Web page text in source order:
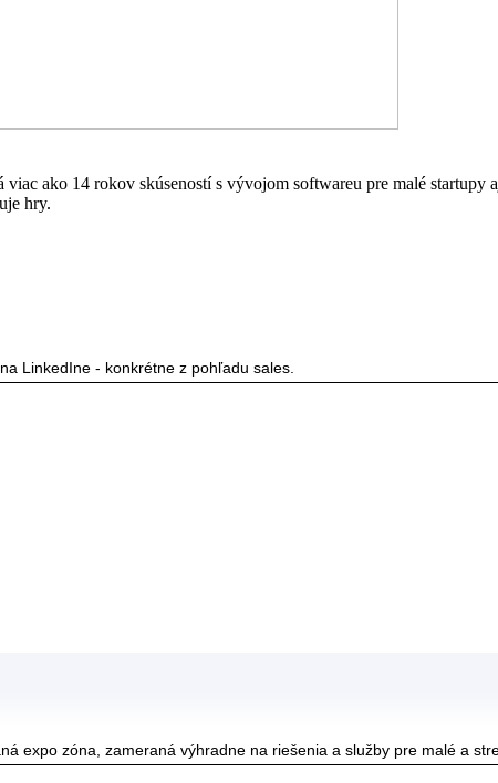
ako 14 rokov skúseností s vývojom softwareu pre malé
hry.
LinkedIne - konkrétne z pohľadu sales.
expo zóna, zameraná výhradne na riešenia a služby pre malé a